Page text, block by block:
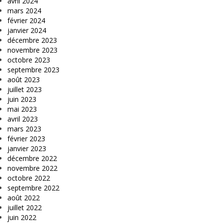
mars 2024
février 2024
janvier 2024
décembre 2023
novembre 2023
octobre 2023
septembre 2023
août 2023
juillet 2023
juin 2023
mai 2023
avril 2023
mars 2023
février 2023
janvier 2023
décembre 2022
novembre 2022
octobre 2022
septembre 2022
août 2022
juillet 2022
juin 2022